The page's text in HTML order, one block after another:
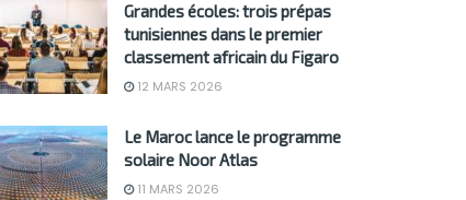
Grandes écoles: trois prépas
tunisiennes dans le premier
classement africain du Figaro
12 MARS 2026
Le Maroc lance le programme
solaire Noor Atlas
11 MARS 2026